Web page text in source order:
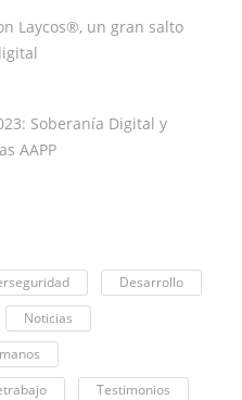
Laycos®, un gran salto
Soberanía Digital y
AAPP
Desarrollo
Noticias
Testimonios